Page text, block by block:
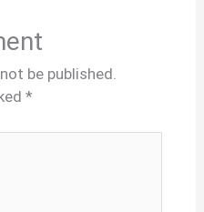
be published.
*